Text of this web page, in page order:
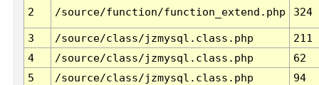
2 /source/function/function_extend.php 324
3 /source/class/jzmysql.class.php
211
4
/source/class/jzmysql.class.php
62
5
/source/class/jzmysql.class.php
94